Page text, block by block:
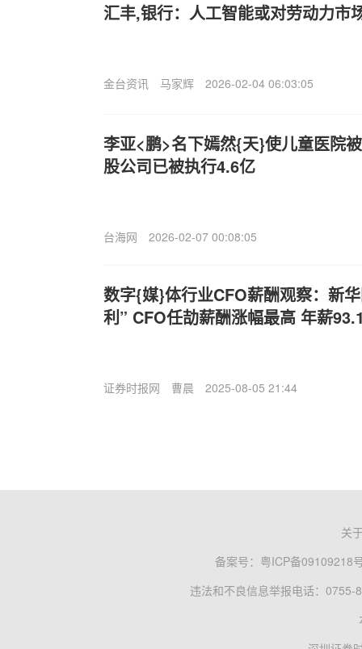
汇丰,银行：人工智能或对劳动力市
金台资讯 马家辉 2026-02-04 06:03:05
李亚<鹏>名下嫣然{天}使儿童医院
股公司已被执行4.6亿
台海网 2026-02-07 00:08:05
数字{媒}体行业CFO薪酬观察：新
利” CFO任劼薪酬涨幅最高 年薪
证券时报网 曹晨 2025-08-05 21:44
关
备案号： 粤ICP备09109218
违法和不良信息举报电话：0755-